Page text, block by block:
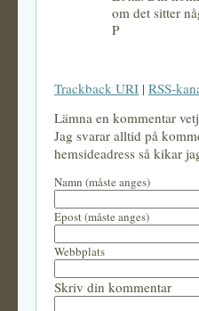
om det sitter
P
Trackback URI | RSS-
Lämna en kommentar
Jag svarar alltid på
hemsideadress så kikar
Namn (måste anges)
Epost (måste anges)
Webbplats
Skriv din kommentar